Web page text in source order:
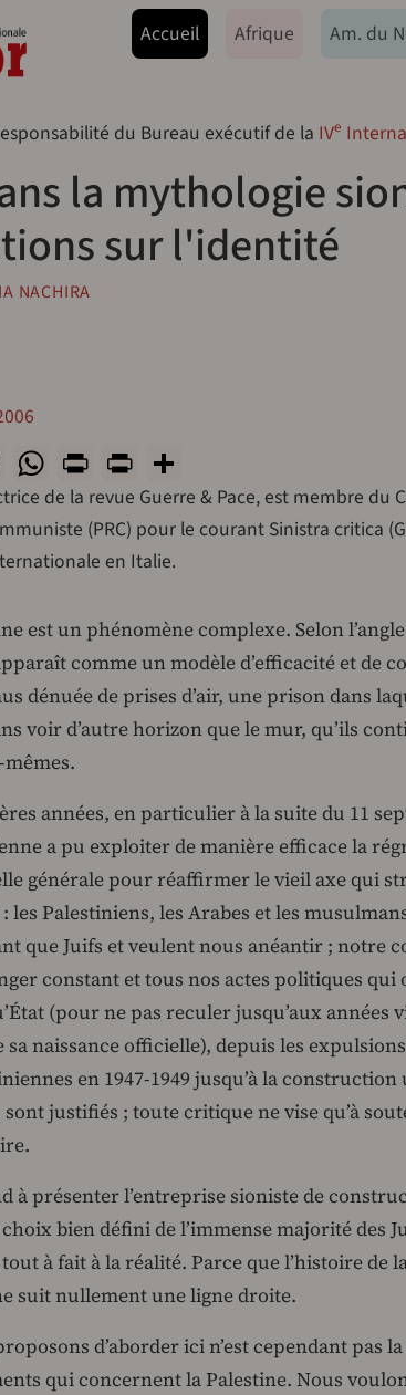
Navegação principal
Accueil Afrique Am. du
du Bureau exécutif de la IVe
la mythologie
sur l'identité
NACHIRA
Bluesky
WhatsApp
PrintPrintFriendly
de la revue Guerre & Pace, est membre
(PRC) pour le courant Sinistra critica
en Italie.
est un phénomène complexe. Selon
comme un modèle d’efficacité et de
dénuée de prises d’air, une prison dans
voir d’autre horizon que le mur, qu’ils
années, en particulier à la suite du 11
a pu exploiter de manière efficace la
générale pour réaffirmer le vieil axe qui
les Palestiniens, les Arabes et les
que Juifs et veulent nous anéantir ; notre
constant et tous nos actes politiques qui
(pour ne pas reculer jusqu’aux années
sa naissance officielle), depuis les
en 1947-1949 jusqu’à la
justifiés ; toute critique ne vise qu’à
à présenter l’entreprise sioniste de
bien défini de l’immense majorité des
à fait à la réalité. Parce que l’histoire de
suit nullement une ligne droite.
d’aborder ici n’est cependant pas
qui concernent la Palestine. Nous